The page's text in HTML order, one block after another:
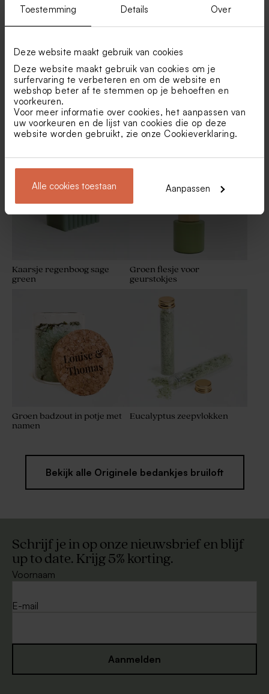
Toestemming Details Over
Deze website maakt gebruik van cookies
Deze website maakt gebruik van cookies om je
surfervaring te verbeteren en om de website en
webshop beter af te stemmen op je behoeften en
voorkeuren.
Voor meer informatie over cookies, het aanpassen van
uw voorkeuren en de lijst van cookies die op deze
website worden gebruikt, zie onze Cookieverklaring.
Alle cookies toestaan Aanpassen
Bellenblaas groen
Set van 12 trouwbedankjes
met badzout en badbom -
lichtgroen
Kaarsje regenboog sage
green
Groen flesje voor
geurstokjes
Groen badzout in potje met
namen
Eucalyptus zeepvlokken
Bekijk alle Originele bedankjes bruiloft
Schrijf je in op onze nieuwsbrief en blijf
up to date. Krijg 5% korting.
Voornaam
E-mail
Aanmelden